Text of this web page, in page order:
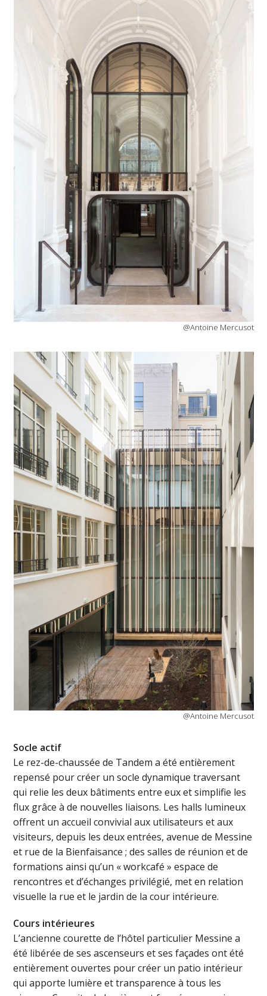
@Antoine Mercusot
@Antoine Mercusot
Socle actif
Le rez-de-chaussée de Tandem a été entièrement
repensé pour créer un socle dynamique traversant
qui relie les deux bâtiments entre eux et simplifie les
flux grâce à de nouvelles liaisons. Les halls lumineux
offrent un accueil convivial aux utilisateurs et aux
visiteurs, depuis les deux entrées, avenue de Messine
et rue de la Bienfaisance ; des salles de réunion et de
formations ainsi qu’un « workcafé » espace de
rencontres et d’échanges privilégié, met en relation
visuelle la rue et le jardin de la cour intérieure.
Cours intérieures
L’ancienne courette de l’hôtel particulier Messine a
été libérée de ses ascenseurs et ses façades ont été
entièrement ouvertes pour créer un patio intérieur
qui apporte lumière et transparence à tous les